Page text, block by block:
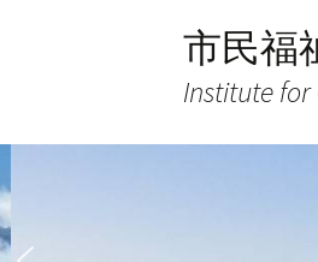
ス
キ
ッ
市民福
Institute